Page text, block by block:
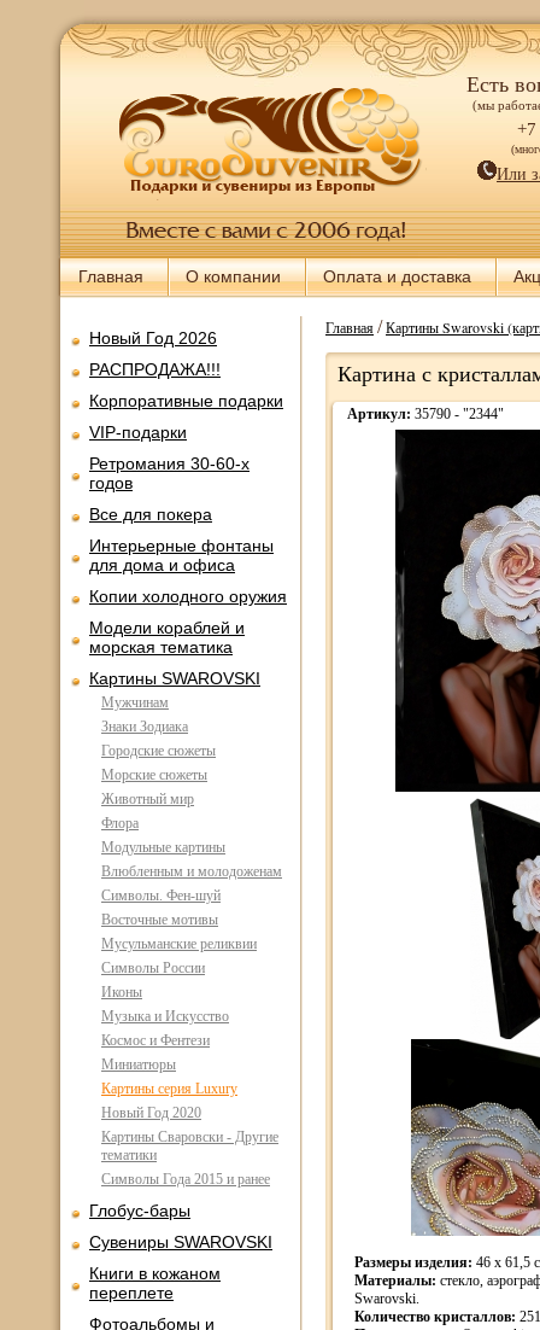
Есть
(мы
+7
Или
Главная О компании Оплата и доставка
Новый Год 2026
РАСПРОДАЖА!!!
Корпоративные подарки
VIP-подарки
Ретромания 30-60-х
годов
Все для покера
Интерьерные фонтаны
для дома и офиса
Копии холодного оружия
Модели кораблей и
морская тематика
Картины SWAROVSKI
Мужчинам
Знаки Зодиака
Городские сюжеты
Морские сюжеты
Животный мир
Флора
Модульные картины
Влюбленным и молодоженам
Символы. Фен-шуй
Восточные мотивы
Мусульманские реликвии
Символы России
Иконы
Музыка и Искусство
Космос и Фентези
Миниатюры
Картины серия Luxury
Новый Год 2020
Картины Сваровски - Другие
тематики
Символы Года 2015 и ранее
Глобус-бары
Сувениры SWAROVSKI
Книги в кожаном
переплете
Фотоальбомы и
Главная/Картины Swarovski
Картина с
Артикул: 35790 - "2344"
Размеры изделия: 46 x 61,5
Материалы: стекло,
Swarovski.
Количество кристаллов: